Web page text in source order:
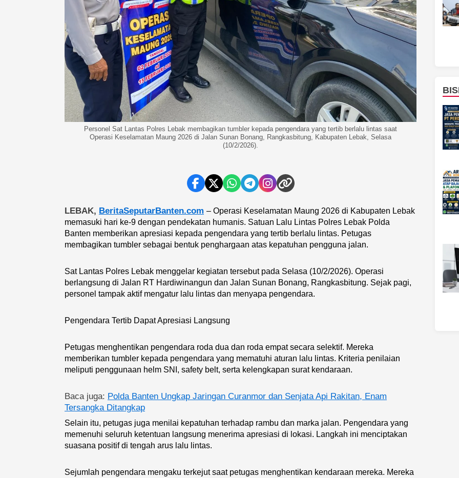
Personel Sat Lantas Polres Lebak membagikan tumbler kepada pengendara yang tertib berlalu lintas saat
Operasi Keselamatan Maung 2026 di Jalan Sunan Bonang, Rangkasbitung, Kabupaten Lebak, Selasa
(10/2/2026).
LEBAK, BeritaSeputarBanten.com – Operasi Keselamatan Maung 2026 di Kabupaten Lebak
memasuki hari ke-9 dengan pendekatan humanis. Satuan Lalu Lintas Polres Lebak Polda
Banten memberikan apresiasi kepada pengendara yang tertib berlalu lintas. Petugas
membagikan tumbler sebagai bentuk penghargaan atas kepatuhan pengguna jalan.
Sat Lantas Polres Lebak menggelar kegiatan tersebut pada Selasa (10/2/2026). Operasi
berlangsung di Jalan RT Hardiwinangun dan Jalan Sunan Bonang, Rangkasbitung. Sejak pagi,
personel tampak aktif mengatur lalu lintas dan menyapa pengendara.
Pengendara Tertib Dapat Apresiasi Langsung
Petugas menghentikan pengendara roda dua dan roda empat secara selektif. Mereka
memberikan tumbler kepada pengendara yang mematuhi aturan lalu lintas. Kriteria penilaian
meliputi penggunaan helm SNI, safety belt, serta kelengkapan surat kendaraan.
Baca juga: Polda Banten Ungkap Jaringan Curanmor dan Senjata Api Rakitan, Enam
Tersangka Ditangkap
Selain itu, petugas juga menilai kepatuhan terhadap rambu dan marka jalan. Pengendara yang
memenuhi seluruh ketentuan langsung menerima apresiasi di lokasi. Langkah ini menciptakan
suasana positif di tengah arus lalu lintas.
Sejumlah pengendara mengaku terkejut saat petugas menghentikan kendaraan mereka. Mereka